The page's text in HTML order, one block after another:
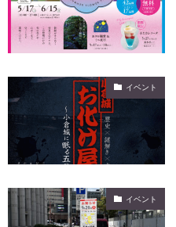
イベント
イベント